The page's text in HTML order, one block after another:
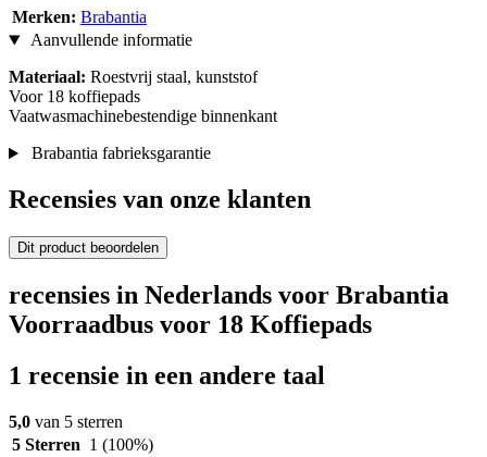
Merken: Brabantia
Aanvullende informatie
Materiaal: Roestvrij staal, kunststof
Voor 18 koffiepads
Vaatwasmachinebestendige binnenkant
Brabantia fabrieksgarantie
Recensies van onze klanten
Dit product beoordelen
recensies in Nederlands voor Brabantia
Voorraadbus voor 18 Koffiepads
1 recensie in een andere taal
5,0 van 5 sterren
5 Sterren 1 (100%)